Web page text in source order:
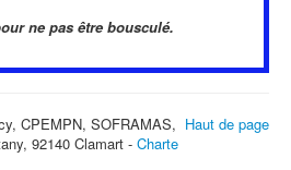
ne pas être bousculé.
Haut de page
CPEMPN, SOFRAMAS,
92140 Clamart - Charte